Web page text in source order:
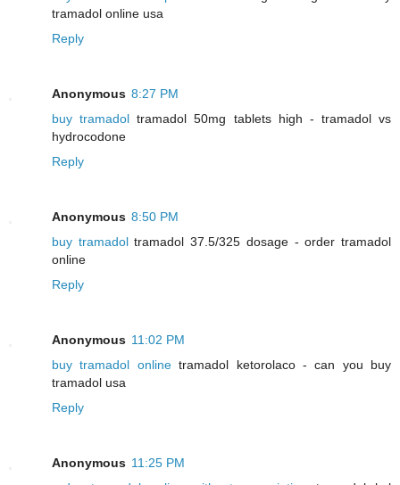
tramadol online usa
Reply
Anonymous 8:27 PM
buy tramadol tramadol 50mg tablets high - tramadol vs
hydrocodone
Reply
Anonymous 8:50 PM
buy tramadoltramadol 37.5/325 dosage - order tramadol
online
Reply
Anonymous 11:02 PM
buy tramadol onlinetramadol ketorolaco - can you buy
tramadol usa
Reply
Anonymous 11:25 PM